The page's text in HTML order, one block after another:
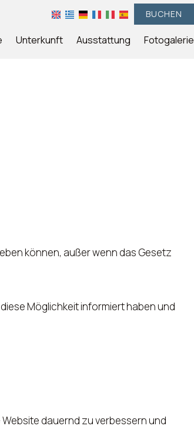
BUCHEN
Unterkunft Ausstattung Fotogalerie
können, außer wenn das Gesetz
Möglichkeit informiert haben und
dauernd zu verbessern und